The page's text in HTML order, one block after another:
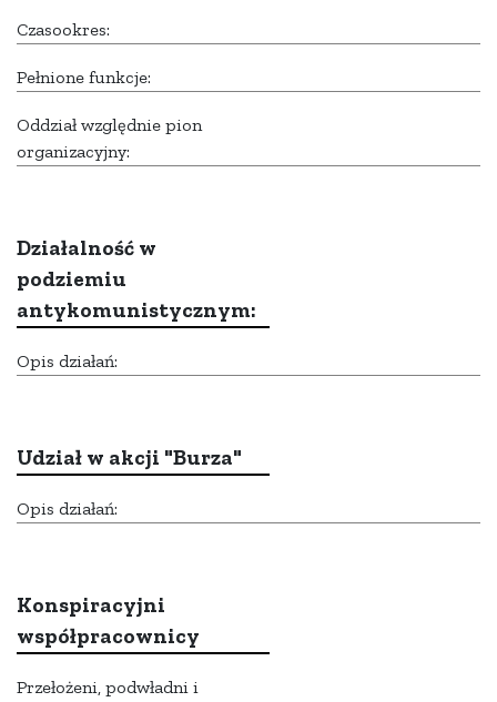
Czasookres:
Pełnione funkcje:
Oddział względnie pion
organizacyjny:
Działalność w
podziemiu
antykomunistycznym:
Opis działań:
Udział w akcji "Burza"
Opis działań:
Konspiracyjni
współpracownicy
Przełożeni, podwładni i